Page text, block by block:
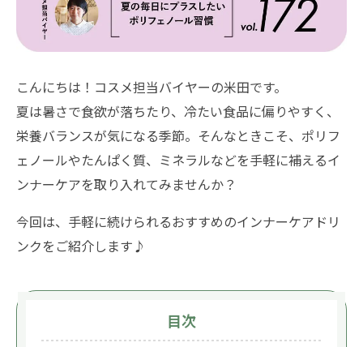
こんにちは！コスメ担当バイヤーの米田です。
夏は暑さで食欲が落ちたり、冷たい食品に偏りやすく、
栄養バランスが気になる季節。そんなときこそ、ポリフ
ェノールやたんぱく質、ミネラルなどを手軽に補えるイ
ンナーケアを取り入れてみませんか？
今回は、手軽に続けられるおすすめのインナーケアドリ
ンクをご紹介します♪
目次